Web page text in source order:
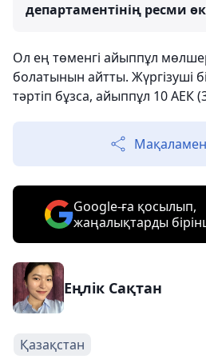
департаментінің ресми
Ол ең төменгі айыппұл
болатынын айтты. Жүргізуші
тәртіп бұзса, айыппұл 10 АЕК
Мақаламен
Google-ға қосылып,
жаңалықтарды
Еңлік Сақтан
Қазақстан